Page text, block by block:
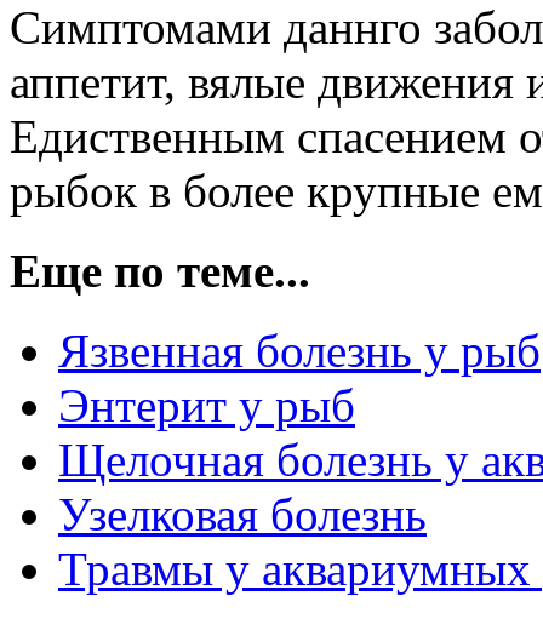
Симптомами даннго
аппетит, вялые движения
Едиственным спасением
рыбок в более крупные
Еще по теме...
Язвенная болезнь у рыб
Энтерит у рыб
Щелочная болезнь у
Узелковая болезнь
Травмы у